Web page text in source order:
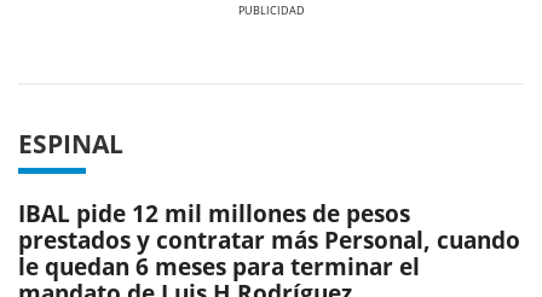
ESPINAL
IBAL pide 12 mil millones de pesos
prestados y contratar más Personal, cuando
le quedan 6 meses para terminar el